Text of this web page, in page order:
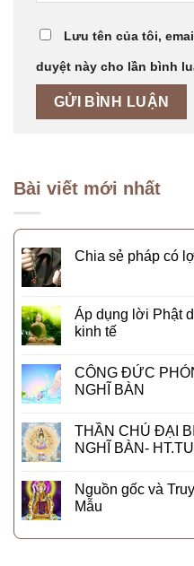
Lưu tên của tôi,
duyệt này cho lần bình
Bài viết mới nhất
Chia sẻ pháp có
Áp dụng lời Phật
kinh tế
CÔNG ĐỨC
NGHĨ BÀN
THẦN CHÚ ĐẠI
NGHĨ BÀN-
Nguồn gốc và
Mẫu